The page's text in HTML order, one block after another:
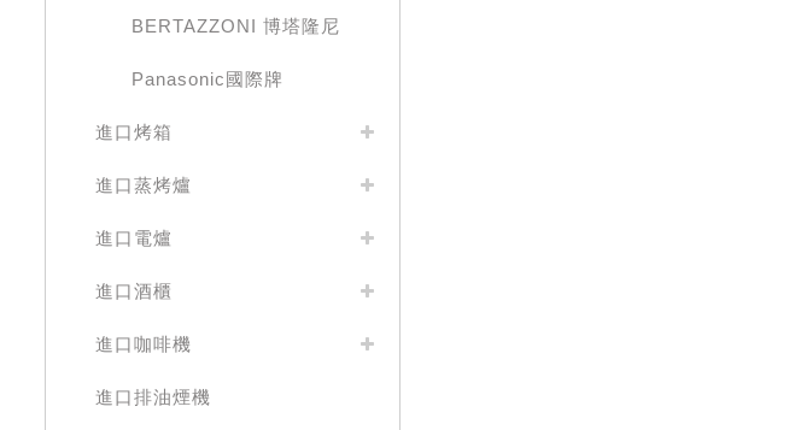
BERTAZZONI 博塔隆尼
Panasonic國際牌
進口烤箱
進口蒸烤爐
進口電爐
進口酒櫃
進口咖啡機
進口排油煙機